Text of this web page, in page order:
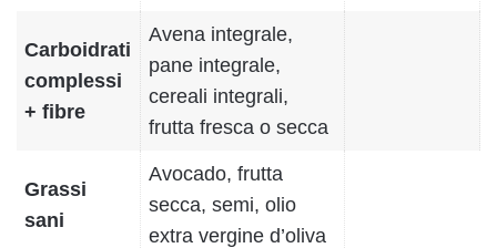
Carboidrati
complessi
+ fibre
Avena integrale,
pane integrale,
cereali integrali,
frutta fresca o secca
Grassi
sani
Avocado, frutta
secca, semi, olio
extra vergine d’oliva